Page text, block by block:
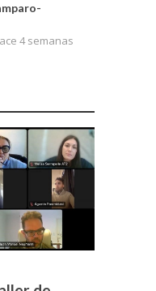
4 semanas